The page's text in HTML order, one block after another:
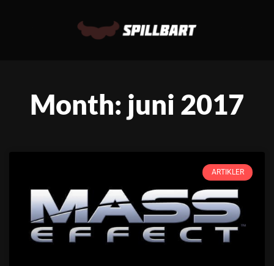
Month: juni 2017
ARTIKLER